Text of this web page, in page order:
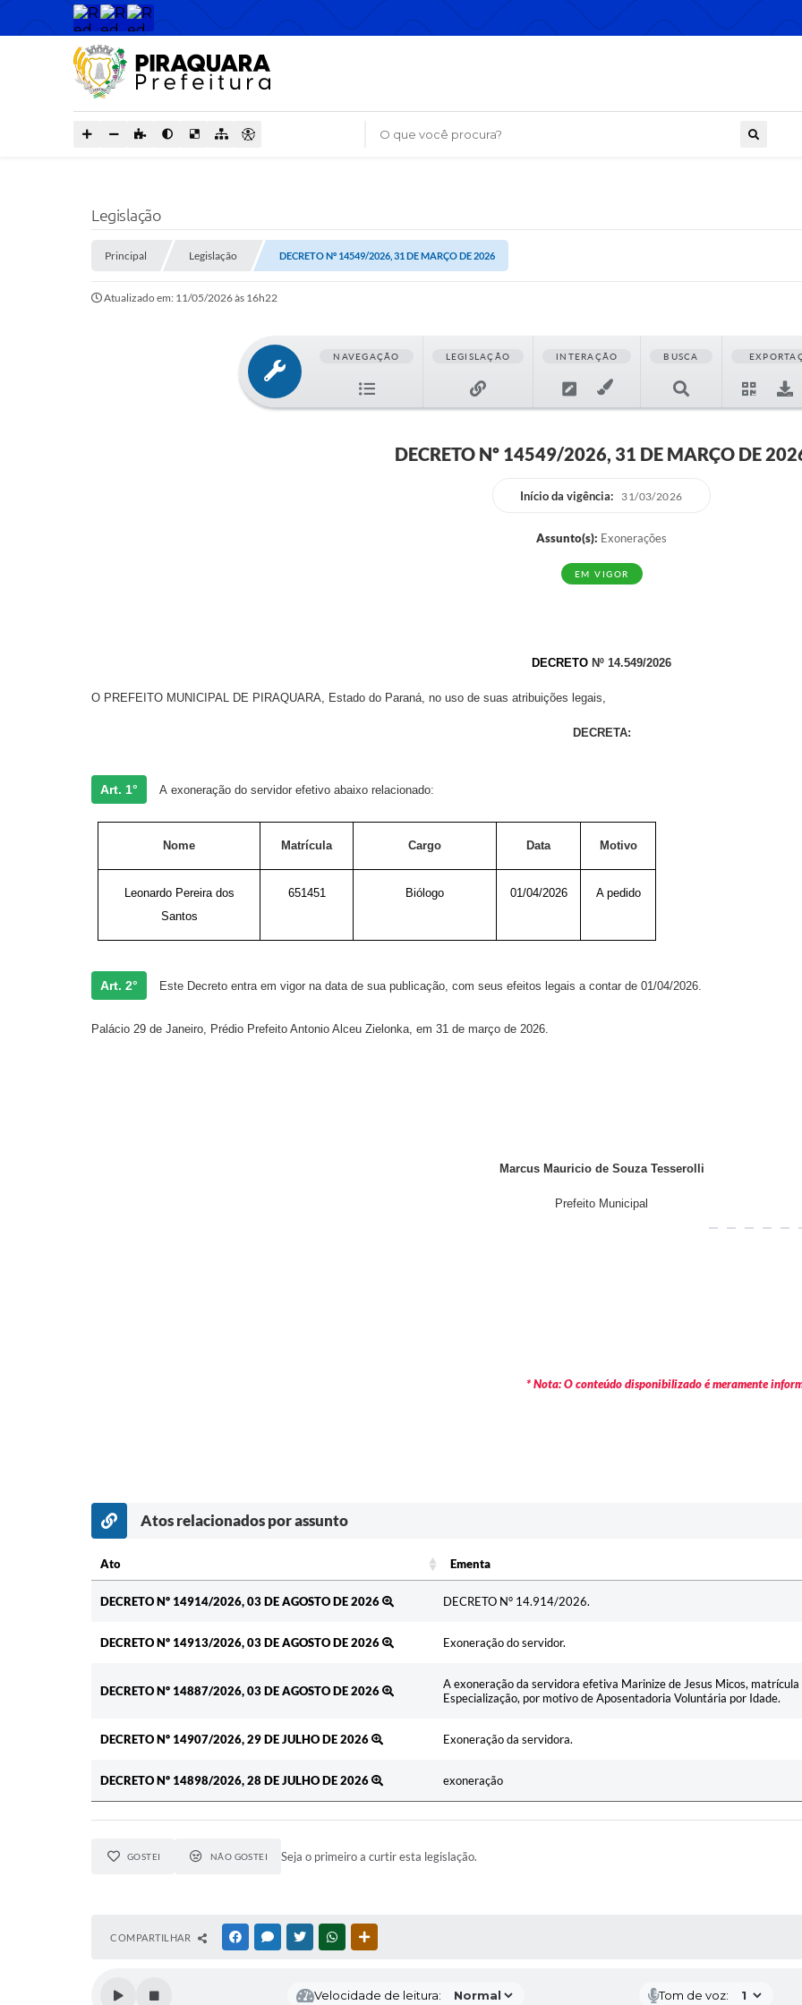
O que você procura?
Legislação
Principal Legislação DECRETO Nº 14549/2026, 31 DE MARÇO DE 2026
Atualizado em: 11/05/2026 às 16h22
NAVEGAÇÃO LEGISLAÇÃO INTERAÇÃO BUSCA
DECRETO Nº 14549/2026, 31 DE MARÇO DE
Início da vigência: 31/03/2026
Assunto(s): Exonerações
EM VIGOR
DECRETO Nº 14.549/2026
O PREFEITO MUNICIPAL DE PIRAQUARA, Estado do Paraná, no uso de suas atribuições legais,
DECRETA:
Art. 1° A exoneração do servidor efetivo abaixo relacionado:
Nome Matrícula Cargo Data Motivo
Leonardo Pereira dos
Santos
651451 Biólogo 01/04/2026 A pedido
Art. 2° Este Decreto entra em vigor na data de sua publicação, com seus efeitos legais a contar de 01/04/2026.
Palácio 29 de Janeiro, Prédio Prefeito Antonio Alceu Zielonka, em 31 de março de 2026.
Marcus Mauricio de Souza Tesserolli
Prefeito Municipal
* Nota: O conteúdo disponibilizado é meramente
Atos relacionados por assunto
Ato
Ementa
DECRETO Nº 14914/2026, 03 DE AGOSTO DE 2026
DECRETO N° 14.914/2026.
DECRETO Nº 14913/2026, 03 DE AGOSTO DE 2026 Exoneração do servidor.
DECRETO Nº 14887/2026, 03 DE AGOSTO DE 2026
A exoneração da servidora efetiva Marinize de Jesus Micos,
Especialização, por motivo de Aposentadoria Voluntária por Idade.
DECRETO Nº 14907/2026, 29 DE JULHO DE 2026 Exoneração da servidora.
DECRETO Nº 14898/2026, 28 DE JULHO DE 2026 exoneração
GOSTEI NÃO GOSTEI Seja o primeiro a curtir esta legislação.
COMPARTILHAR FACEBOOKMESSENGER
TWITTERWHATSAPP
Velocidade de leitura: Tom de voz: